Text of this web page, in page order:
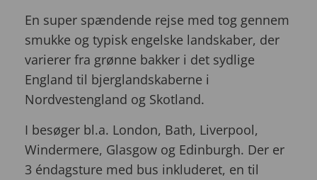
En super spændende rejse med tog gennem
smukke og typisk engelske landskaber, der
varierer fra grønne bakker i det sydlige
England til bjerglandskaberne i
Nordvestengland og Skotland.
I besøger bl.a. London, Bath, Liverpool,
Windermere, Glasgow og Edinburgh. Der er
3 éndagsture med bus inkluderet, en til